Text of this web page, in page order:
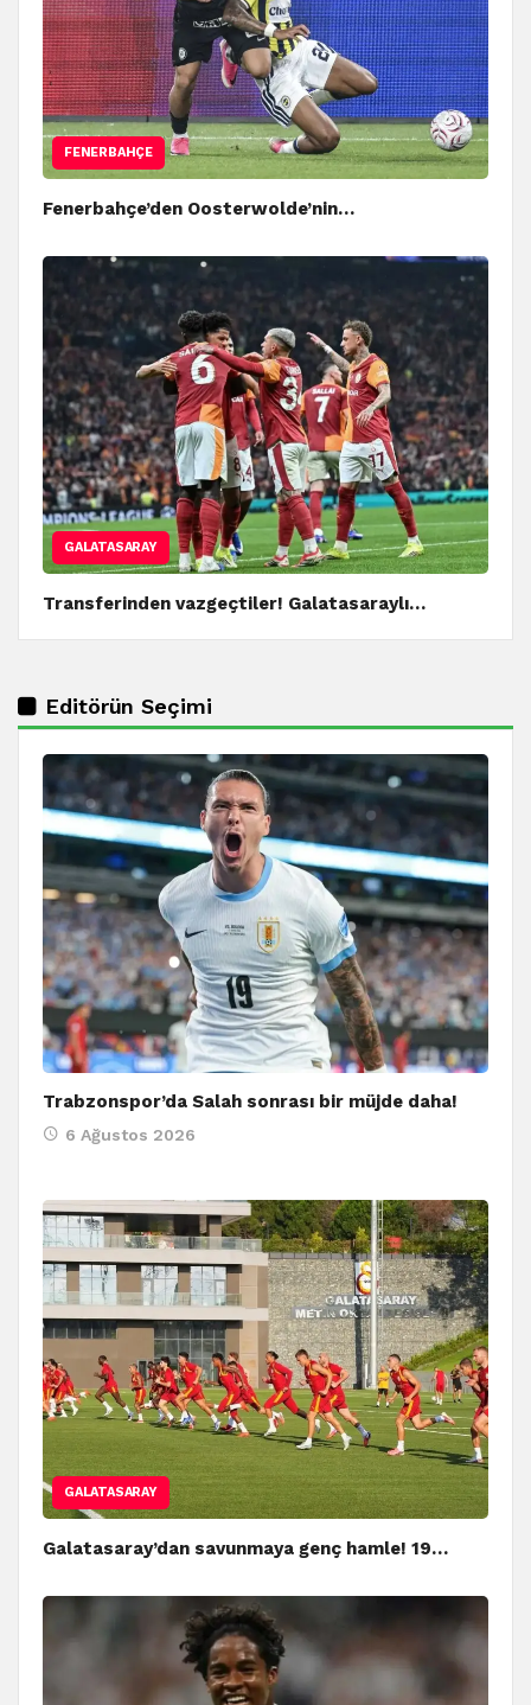
FENERBAHÇE
Fenerbahçe’den Oosterwolde’nin…
GALATASARAY
Transferinden vazgeçtiler! Galatasaraylı…
Editörün Seçimi
Trabzonspor’da Salah sonrası bir müjde daha!
6 Ağustos 2026
GALATASARAY
Galatasaray’dan savunmaya genç hamle! 19…